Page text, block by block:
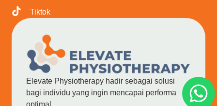
Tiktok
Elevate Physiotherapy hadir sebagai solusi
bagi individu yang ingin mencapai performa